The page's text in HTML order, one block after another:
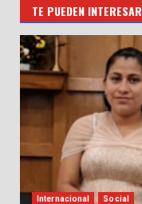
TE PUEDEN INTERESAR
Internacional Social